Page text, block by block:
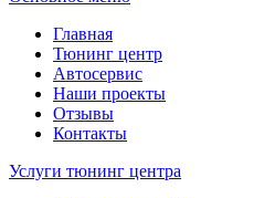
Главная
Тюнинг центр
Автосервис
Наши проекты
Отзывы
Контакты
Услуги тюнинг центра